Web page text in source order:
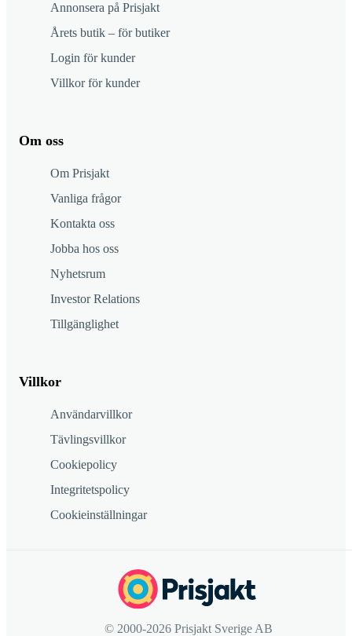
Annonsera på Prisjakt
Årets butik – för butiker
Login för kunder
Villkor för kunder
Om oss
Om Prisjakt
Vanliga frågor
Kontakta oss
Jobba hos oss
Nyhetsrum
Investor Relations
Tillgänglighet
Villkor
Användarvillkor
Tävlingsvillkor
Cookiepolicy
Integritetspolicy
Cookieinställningar
© 2000-2026 Prisjakt Sverige AB